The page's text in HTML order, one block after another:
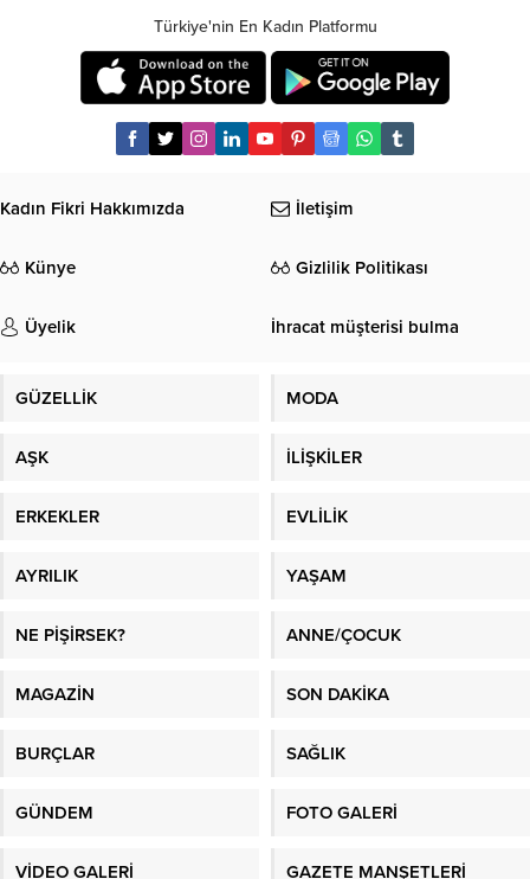
Türkiye'nin En Kadın Platformu
Kadın Fikri Hakkımızda İletişim
Künye Gizlilik Politikası
Üyelik İhracat müşterisi bulma
GÜZELLİK MODA
AŞK İLİŞKİLER
ERKEKLER EVLİLİK
AYRILIK YAŞAM
NE PİŞİRSEK? ANNE/ÇOCUK
MAGAZİN SON DAKİKA
BURÇLAR SAĞLIK
GÜNDEM FOTO GALERİ
VİDEO GALERİ GAZETE MANŞETLERİ